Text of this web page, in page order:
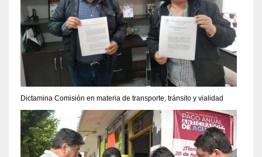
Dictamina Comisión en materia de transporte, tránsito y vialidad